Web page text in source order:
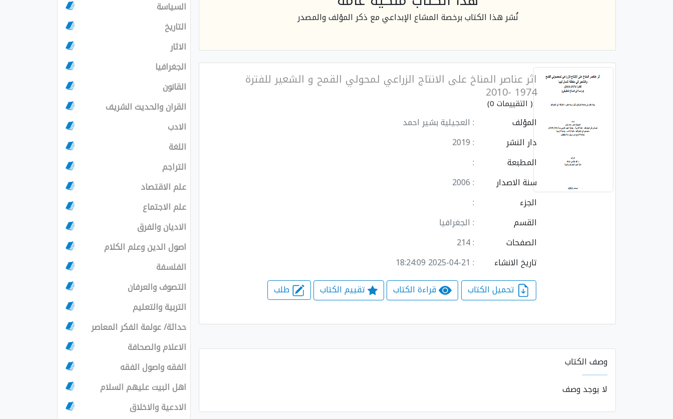
نُشر هذا الكتاب برخصة المشاع الإبداعي مع ذكر المؤلف والمصدر
اثر عناصر المناخ على الانتاج الزراعي لمحولي القمح و الشعير للفترة
1974 -2010
( التقييمات 0)
المؤلف
: العجيلية بشير احمد
دار النشر
: 2019
المطبعة
:
سنة الاصدار
: 2006
الجزء
:
القسم
: الجغرافيا
الصفحات
: 214
تاريخ الانشاء
: 2025-04-21 18:24:09
قراءة الكتاب تقييم الكتاب طلب
وصف الكتاب
لا يوجد وصف
السياسة
التاريخ
الاثار
الجغرافيا
القانون
القران والحديث الشريف
الادب
اللغة
التراجم
علم الاقتصاد
علم الاجتماع
الاديان والفرق
اصول الدين وعلم الكلام
الفلسفة
التصوف والعرفان
التربية والتعليم
حداثة/ عولمة الفكر المعاصر
الاعلام والصحافة
الفقه واصول الفقه
اهل البيت عليهم السلام
الادعية والاخلاق